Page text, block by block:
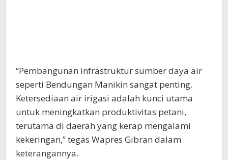
“Pembangunan infrastruktur sumber daya air
seperti Bendungan Manikin sangat penting.
Ketersediaan air irigasi adalah kunci utama
untuk meningkatkan produktivitas petani,
terutama di daerah yang kerap mengalami
kekeringan,” tegas Wapres Gibran dalam
keterangannya.